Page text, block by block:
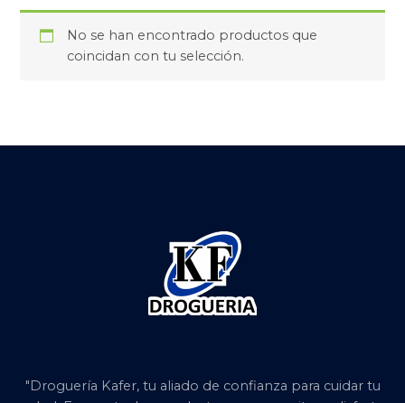
No se han encontrado productos que
coincidan con tu selección.
"Droguería Kafer, tu aliado de confianza para cuidar tu